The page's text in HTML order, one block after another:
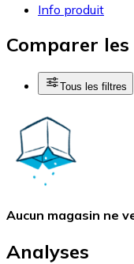
Info produit
Comparer
Tous les filtres
Aucun magasin ne
Analyses